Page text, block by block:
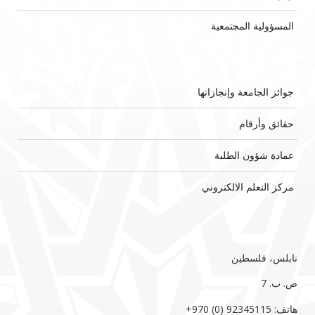
المسؤولية المجتمعية
جوائز الجامعة وإنجازاتها
حقائق وأرقام
عمادة شؤون الطلبة
مركز التعلم الالكتروني
نابلس، فلسطين
ص. ب. 7‏
هاتف: 92345115 (0) 970‏‎+‎